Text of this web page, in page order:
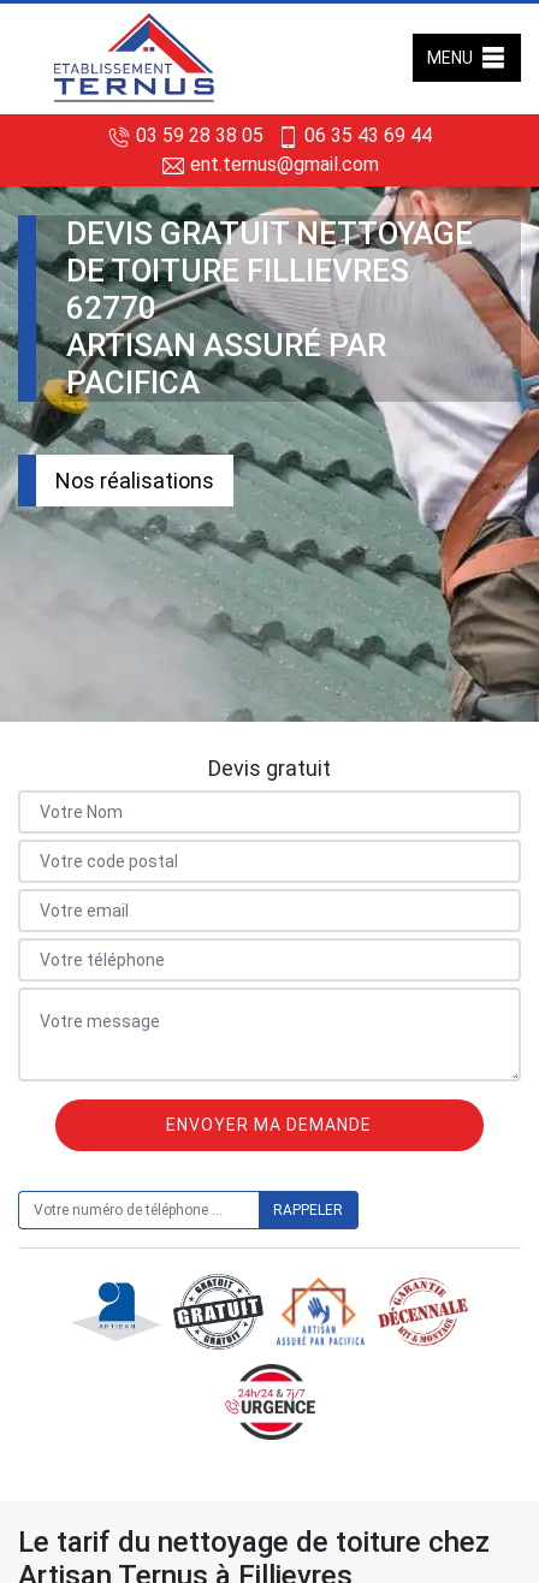
03 59 28 38 05
06 35 43 69 44
ent.ternus@gmail.com
MENU
DEVIS GRATUIT NETTOYAGE
DE TOITURE FILLIEVRES
62770
ARTISAN ASSURÉ PAR
PACIFICA
Nos réalisations
Devis gratuit
Le tarif du nettoyage de toiture chez
Artisan Ternus à Fillievres